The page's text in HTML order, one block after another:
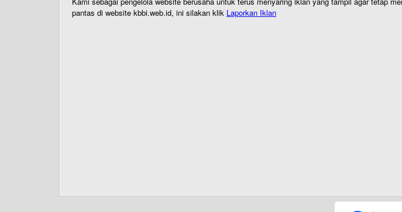
pantas di website kbbi.web.id, ini silakan klik Laporkan Iklan